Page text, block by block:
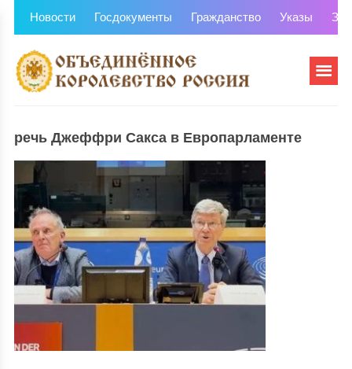
Новости Госдокументы Гражданство Указы
речь Джеффри Сакса в Европарламенте